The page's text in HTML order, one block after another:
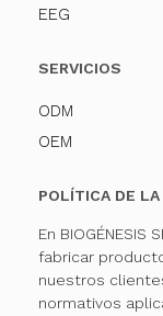
EEG
SERVICIOS
ODM
OEM
POLÍTICA DE LA
En
fabricar
nuestros
normativos